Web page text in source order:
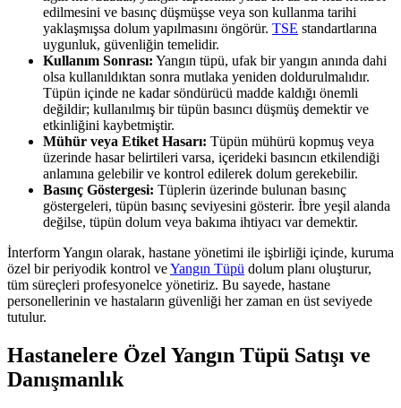
edilmesini ve basınç düşmüşse veya son kullanma tarihi
yaklaşmışsa dolum yapılmasını öngörür. TSE standartlarına
uygunluk, güvenliğin temelidir.
Kullanım Sonrası: Yangın tüpü, ufak bir yangın anında dahi
olsa kullanıldıktan sonra mutlaka yeniden doldurulmalıdır.
Tüpün içinde ne kadar söndürücü madde kaldığı önemli
değildir; kullanılmış bir tüpün basıncı düşmüş demektir ve
etkinliğini kaybetmiştir.
Mühür veya Etiket Hasarı: Tüpün mühürü kopmuş veya
üzerinde hasar belirtileri varsa, içerideki basıncın etkilendiği
anlamına gelebilir ve kontrol edilerek dolum gerekebilir.
Basınç Göstergesi: Tüplerin üzerinde bulunan basınç
göstergeleri, tüpün basınç seviyesini gösterir. İbre yeşil alanda
değilse, tüpün dolum veya bakıma ihtiyacı var demektir.
İnterform Yangın olarak, hastane yönetimi ile işbirliği içinde, kuruma
özel bir periyodik kontrol veYangın Tüpü dolum planı oluşturur,
tüm süreçleri profesyonelce yönetiriz. Bu sayede, hastane
personellerinin ve hastaların güvenliği her zaman en üst seviyede
tutulur.
Hastanelere Özel Yangın Tüpü Satışı ve
Danışmanlık